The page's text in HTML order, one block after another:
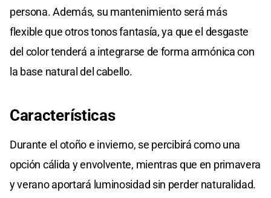
persona. Además, su mantenimiento será más
flexible que otros tonos fantasía, ya que el desgaste
del color tenderá a integrarse de forma armónica con
la base natural del cabello.
Características
Durante el otoño e invierno, se percibirá como una
opción cálida y envolvente, mientras que en primavera
y verano aportará luminosidad sin perder naturalidad.